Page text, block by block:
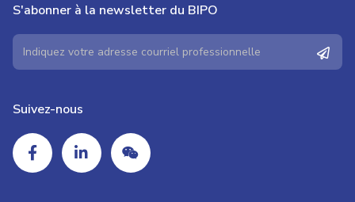
S'abonner à la newsletter du BIPO
Suivez-nous